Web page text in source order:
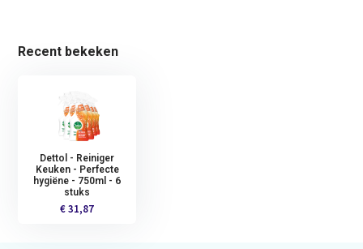
Recent bekeken
Dettol - Reiniger
Keuken - Perfecte
hygiëne - 750ml - 6
stuks
€ 31,87